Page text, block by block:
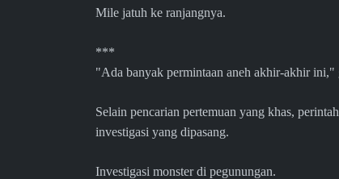
Mile jatuh ke ranjangnya.
***
"Ada banyak permintaan aneh akhir-akhir
Selain pencarian pertemuan yang khas,
investigasi yang dipasang.
Investigasi monster di pegunungan.